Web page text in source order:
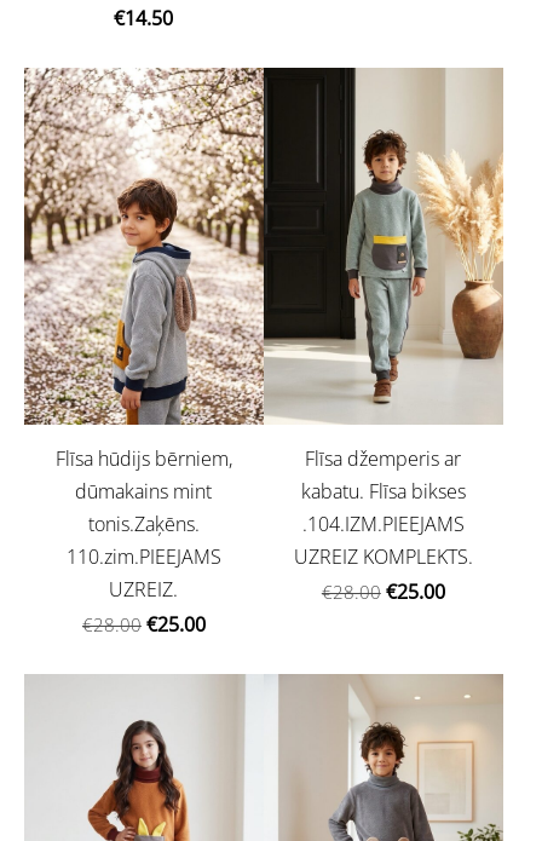
€14.50
Flīsa hūdijs bērniem,
dūmakains mint
tonis.Zaķēns.
110.zim.PIEEJAMS
UZREIZ.
€28.00 €25.00
Flīsa džemperis ar
kabatu. Flīsa bikses
.104.IZM.PIEEJAMS
UZREIZ KOMPLEKTS.
€28.00 €25.00